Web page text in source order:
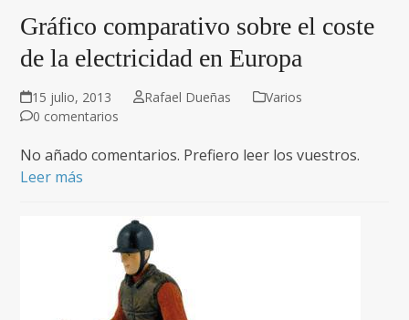
Gráfico comparativo sobre el coste
de la electricidad en Europa
15 julio, 2013 Rafael Dueñas
Varios
0 comentarios
No añado comentarios. Prefiero leer los vuestros.
Leer más